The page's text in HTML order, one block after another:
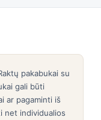
pakabukai su
gali būti
ar pagaminti iš
net individualios